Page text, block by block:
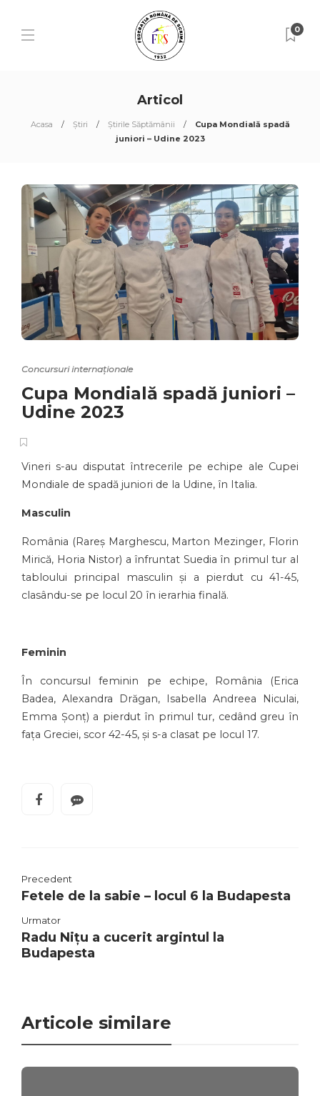
0
Articol
Acasa Știri Știrile Săptămânii
Cupa Mondială spadă
juniori – Udine 2023
Concursuri internaționale
Cupa Mondială spadă juniori –
Udine 2023
Vineri s-au disputat întrecerile pe echipe ale Cupei
Mondiale de spadă juniori de la Udine, în Italia.
Masculin
România (Rareș Marghescu, Marton Mezinger, Florin
Mirică, Horia Nistor) a înfruntat Suedia în primul tur al
tabloului principal masculin și a pierdut cu 41-45,
clasându-se pe locul 20 în ierarhia finală.
Feminin
În concursul feminin pe echipe, România (Erica
Badea, Alexandra Drăgan, Isabella Andreea Niculai,
Emma Șonț) a pierdut în primul tur, cedând greu în
fața Greciei, scor 42-45, și s-a clasat pe locul 17.
Precedent
Fetele de la sabie – locul 6 la Budapesta
Urmator
Radu Nițu a cucerit argintul la
Budapesta
Articole similare